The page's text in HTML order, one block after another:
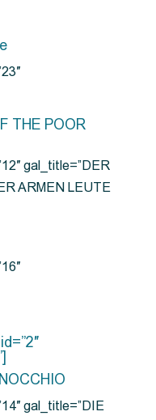
THE POOR
gal_title=”DER
ARMEN LEUTE
gal_title=”DIE